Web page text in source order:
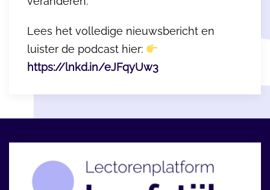
Lees het volledige nieuwsbericht en
luister de podcast hier:
https://lnkd.in/eJFqyUw3